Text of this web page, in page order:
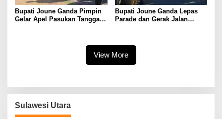
Bupati Joune Ganda Pimpin
Gelar Apel Pasukan Tanggap
Bupati Joune Ganda Lepas
Parade dan Gerak Jalan
View More
Sulawesi Utara